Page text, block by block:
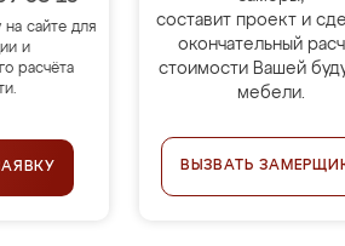
на сайте для
и
расчёта
составит проект и
окончательный
стоимости Вашей
мебели.
ВЫЗВАТЬ